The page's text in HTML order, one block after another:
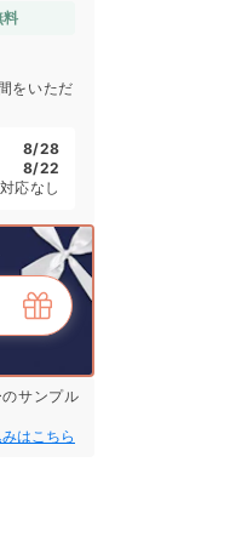
をいただ
8/28
8/22
対応なし
サンプル
はこちら